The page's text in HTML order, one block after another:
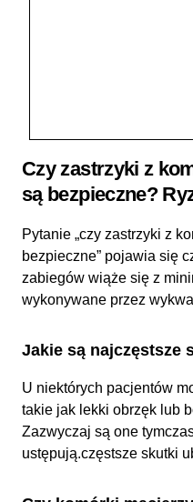
Czy zastrzyki z
są bezpieczne?
Pytanie „czy zastrzyki z
bezpieczne” pojawia się
zabiegów wiąże się z
wykonywane przez
Jakie są najczęstsze
U niektórych pacjentów
takie jak lekki obrzęk lub
Zazwyczaj są one
ustępują.częstsze skutki